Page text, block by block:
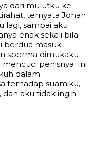
dari mulutku ke
ternyata Johan
lagi, sampai aku
enak sekali bila
berdua masuk
sperma dimukaku
penisnya. Ini
dalam
terhadap suamiku,
aku tidak ingin